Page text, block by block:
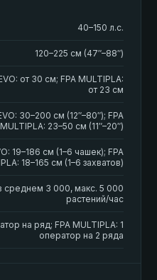
40–150 л.с.
120–225 см (47″–88″)
от 30 см; FPA MULTIPLA:
от 23 см
30–200 см (12″–80″); FPA
MULTIPLA: 23–50 см (11″–20″)
19–186 см (1–6 чашек); FPA
18–165 см (1–6 захватов)
среднем 3 000, макс. 5 000
растений/час
на ряд; FPA MULTIPLA: 1
оператор на 2 ряда